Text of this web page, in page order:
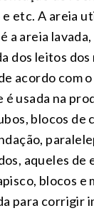
etc. A areia
a areia
dos leitos dos
acordo com
é usada na
blocos de
aqueles de
blocos e
para corrigir